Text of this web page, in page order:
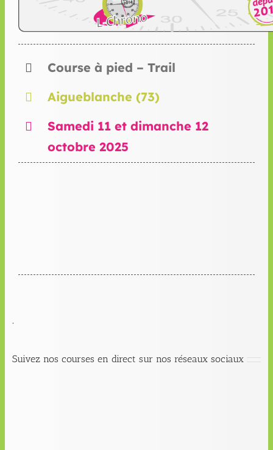
Course à pied – Trail
Aigueblanche (73)
Samedi 11 et dimanche 12
octobre 2025
.
Suivez nos courses en direct sur nos réseaux sociaux